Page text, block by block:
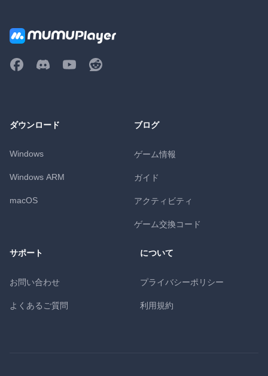
ダウンロード
Windows
Windows ARM
macOS
ブログ
ゲーム情報
ガイド
アクティビティ
ゲーム交換コード
サポート
お問い合わせ
よくあるご質問
について
プライバシーポリシー
利用規約